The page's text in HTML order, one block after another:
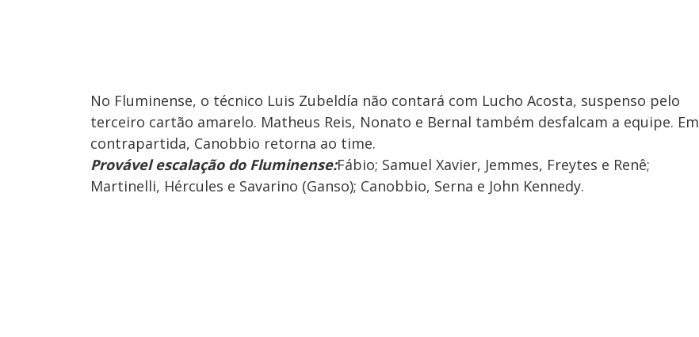
No Fluminense, o técnico Luis Zubeldía não contará com Lucho Acosta, suspenso pelo
terceiro cartão amarelo. Matheus Reis, Nonato e Bernal também desfalcam a equipe. Em
contrapartida, Canobbio retorna ao time.
Provável escalação do Fluminense:Fábio; Samuel Xavier, Jemmes, Freytes e Renê;
Martinelli, Hércules e Savarino (Ganso); Canobbio, Serna e John Kennedy.